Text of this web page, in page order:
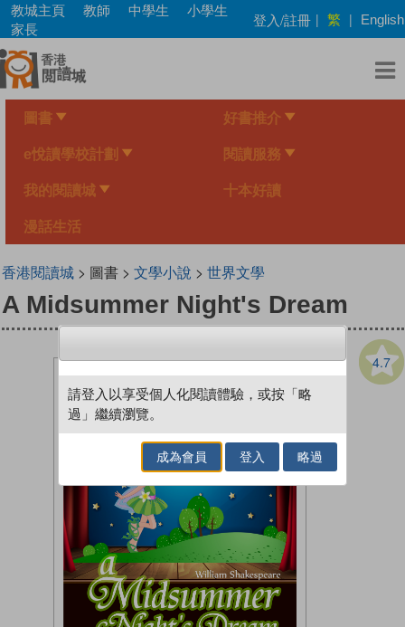
Skip
main
content
教城主頁 教師 中學生
小學生
家長
登入/註冊 | 繁 | English
圖書 好書推介
e悅讀學校計劃 閱讀服務
我的閱讀城 十本好讀
漫話生活
香港閱讀城> 圖書 > 文學小說 > 世界文學
A Midsummer Night's Dream
4.7
請登入以享受個人化閱讀體驗，或按「略
過」繼續瀏覽。
成為會員 登入 略過